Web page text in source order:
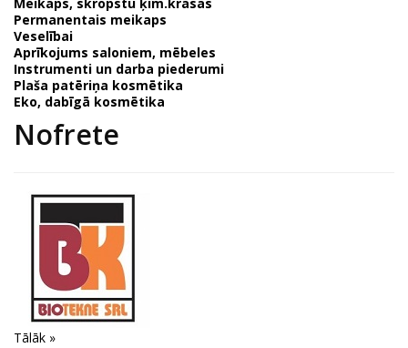
Permanentais meikaps
Veselībai
Aprīkojums saloniem, mēbeles
Instrumenti un darba piederumi
Plaša patēriņa kosmētika
Eko, dabīgā kosmētika
Nofrete
Tālāk »